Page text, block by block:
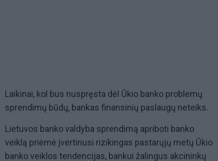
Laikinai, kol bus nuspręsta dėl Ūkio banko problemų
sprendimų būdų, bankas finansinių paslaugų neteiks.
Lietuvos banko valdyba sprendimą apriboti banko
veiklą priėmė įvertinusi rizikingas pastarųjų metų Ūkio
banko veiklos tendencijas, bankui žalingus akcininkų